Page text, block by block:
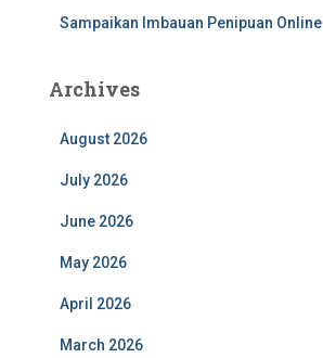
Sampaikan Imbauan Penipuan Online
Archives
August 2026
July 2026
June 2026
May 2026
April 2026
March 2026